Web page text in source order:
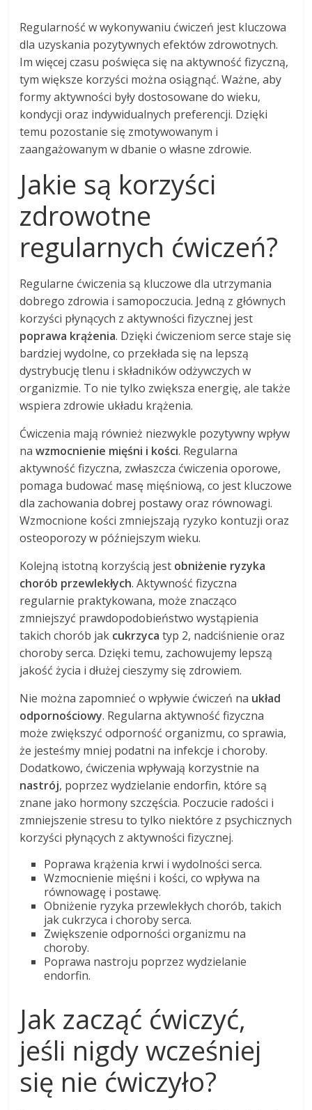
Regularność w wykonywaniu ćwiczeń jest kluczowa
dla uzyskania pozytywnych efektów zdrowotnych.
Im więcej czasu poświęca się na aktywność fizyczną,
tym większe korzyści można osiągnąć. Ważne, aby
formy aktywności były dostosowane do wieku,
kondycji oraz indywidualnych preferencji. Dzięki
temu pozostanie się zmotywowanym i
zaangażowanym w dbanie o własne zdrowie.
Jakie są korzyści
zdrowotne
regularnych ćwiczeń?
Regularne ćwiczenia są kluczowe dla utrzymania
dobrego zdrowia i samopoczucia. Jedną z głównych
korzyści płynących z aktywności fizycznej jest
poprawa krążenia. Dzięki ćwiczeniom serce staje się
bardziej wydolne, co przekłada się na lepszą
dystrybucję tlenu i składników odżywczych w
organizmie. To nie tylko zwiększa energię, ale także
wspiera zdrowie układu krążenia.
Ćwiczenia mają również niezwykle pozytywny wpływ
nawzmocnienie mięśni i kości. Regularna
aktywność fizyczna, zwłaszcza ćwiczenia oporowe,
pomaga budować masę mięśniową, co jest kluczowe
dla zachowania dobrej postawy oraz równowagi.
Wzmocnione kości zmniejszają ryzyko kontuzji oraz
osteoporozy w późniejszym wieku.
Kolejną istotną korzyścią jest obniżenie ryzyka
chorób przewlekłych. Aktywność fizyczna
regularnie praktykowana, może znacząco
zmniejszyć prawdopodobieństwo wystąpienia
takich chorób jak cukrzyca typ 2, nadciśnienie oraz
choroby serca. Dzięki temu, zachowujemy lepszą
jakość życia i dłużej cieszymy się zdrowiem.
Nie można zapomnieć o wpływie ćwiczeń na układ
odpornościowy. Regularna aktywność fizyczna
może zwiększyć odporność organizmu, co sprawia,
że jesteśmy mniej podatni na infekcje i choroby.
Dodatkowo, ćwiczenia wpływają korzystnie na
nastrój, poprzez wydzielanie endorfin, które są
znane jako hormony szczęścia. Poczucie radości i
zmniejszenie stresu to tylko niektóre z psychicznych
korzyści płynących z aktywności fizycznej.
Poprawa krążenia krwi i wydolności serca.
Wzmocnienie mięśni i kości, co wpływa na
równowagę i postawę.
Obniżenie ryzyka przewlekłych chorób, takich
jak cukrzyca i choroby serca.
Zwiększenie odporności organizmu na
choroby.
Poprawa nastroju poprzez wydzielanie
endorfin.
Jak zacząć ćwiczyć,
jeśli nigdy wcześniej
się nie ćwiczyło?